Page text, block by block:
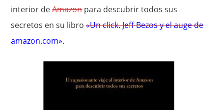
interior deAmazonpara descubrir todos sus
secretos en su libro«Un click. Jeff Bezos y el auge de
amazon.com».